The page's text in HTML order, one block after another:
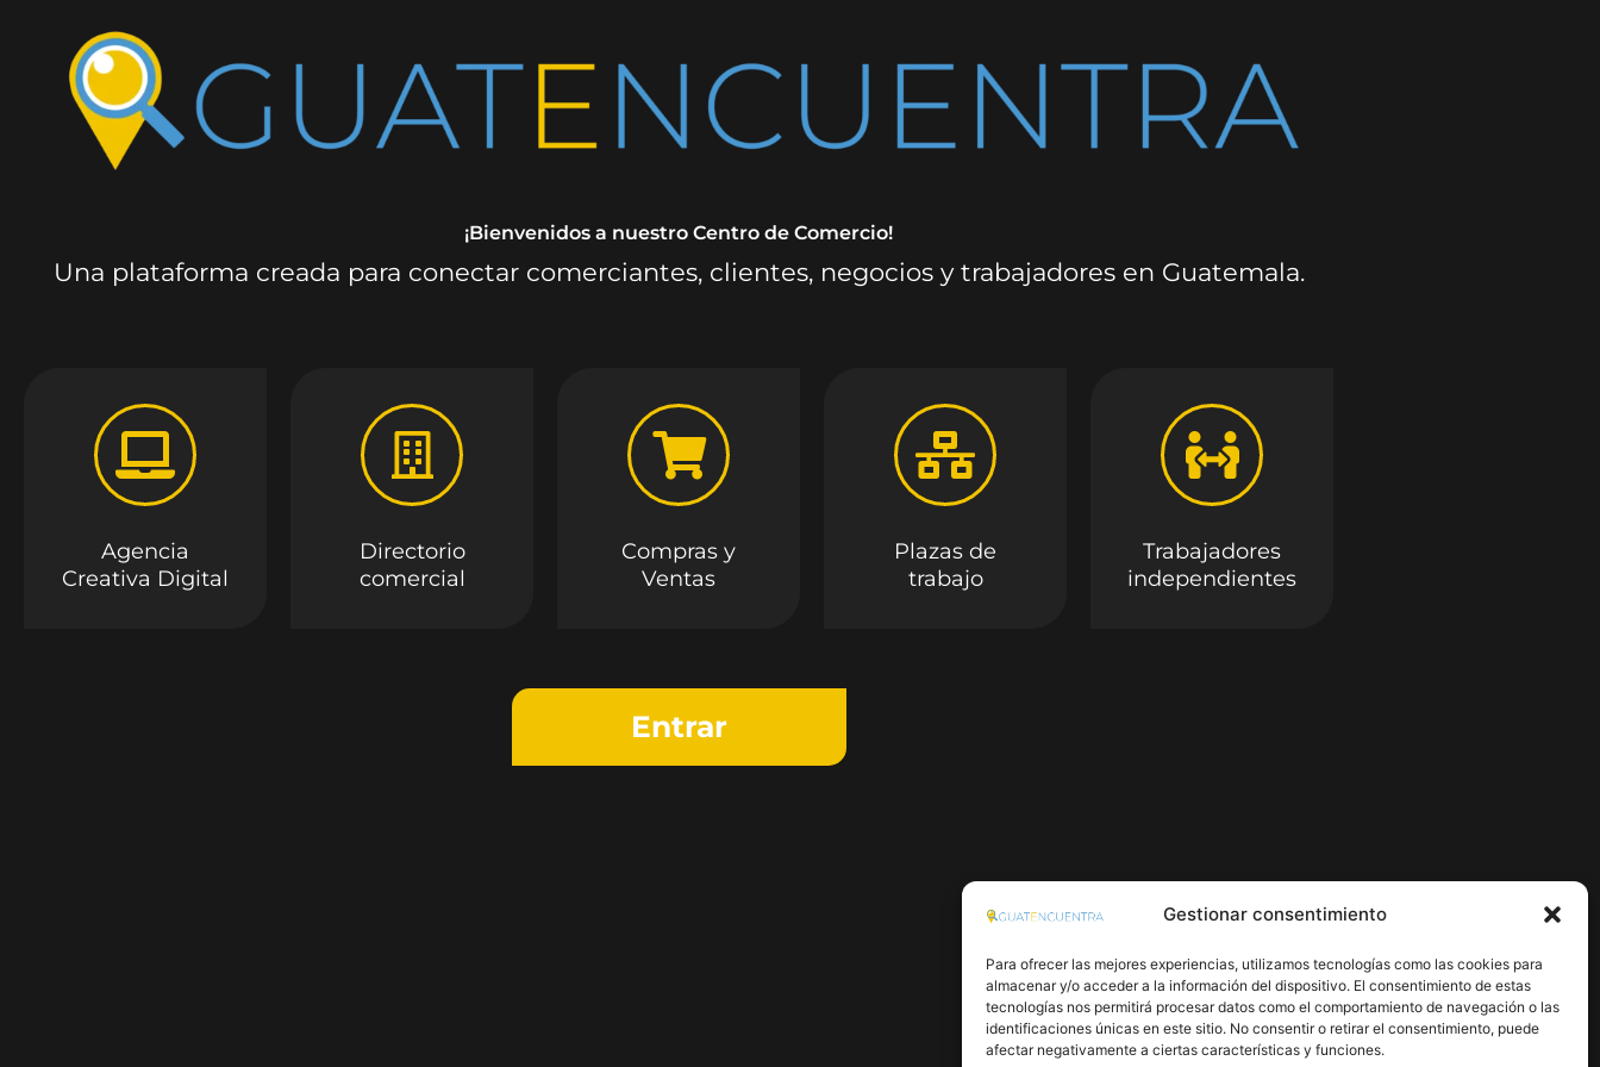
Gestionar consentimiento
Para ofrecer las mejores experiencias, utilizamos tecnologías como las cookies para
almacenar y/o acceder a la información del dispositivo. El consentimiento de estas
tecnologías nos permitirá procesar datos como el comportamiento de navegación o las
identificaciones únicas en este sitio. No consentir o retirar el consentimiento, puede
afectar negativamente a ciertas características y funciones.
¡Bienvenidos a nuestro Centro de Comercio!
Una plataforma creada para conectar comerciantes, clientes, negocios y trabajadores en Guatemala.
Agencia
Creativa Digital
Directorio
comercial
Compras y
Ventas
Plazas de
trabajo
Trabajadores
independientes
Entrar